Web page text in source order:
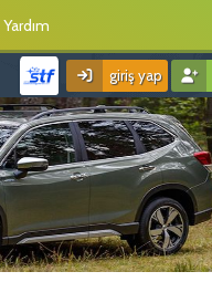
Yardım
giriş yap